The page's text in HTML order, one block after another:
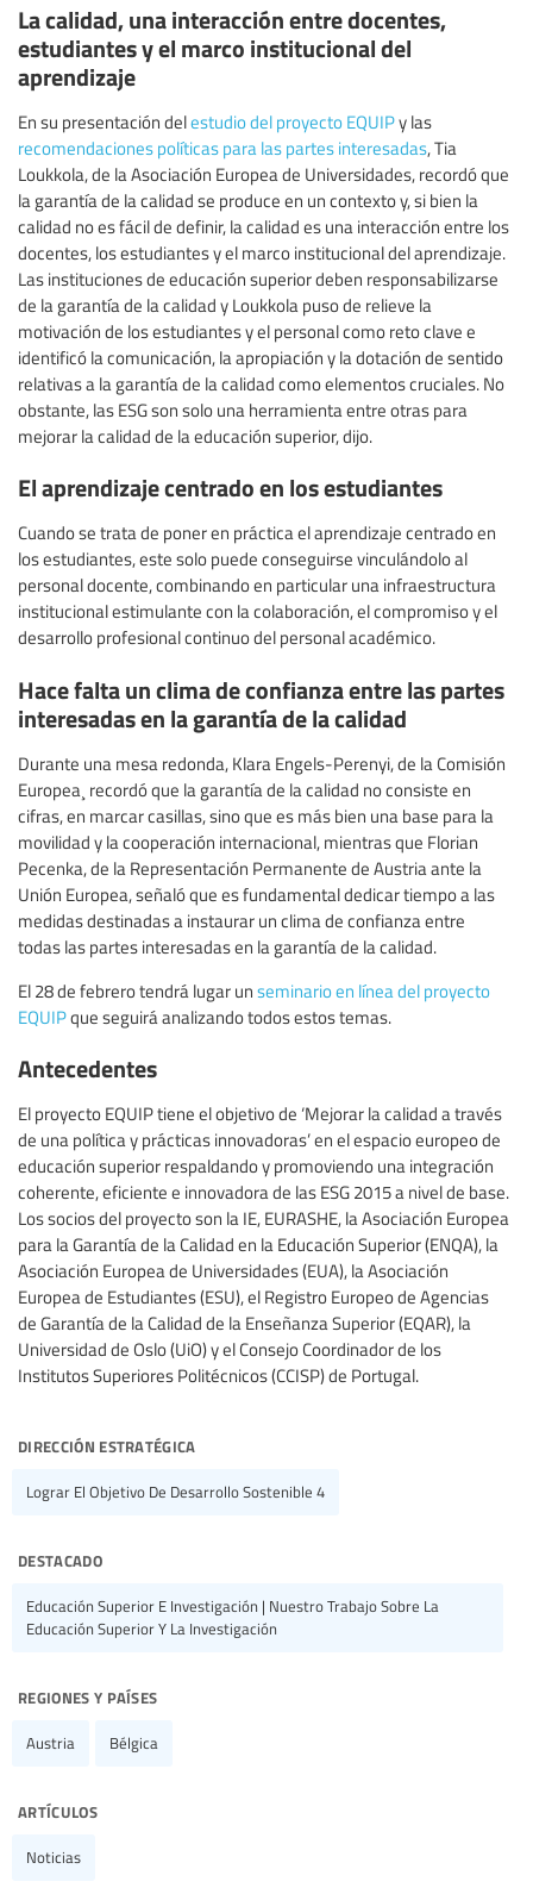
La calidad, una interacción entre docentes,
estudiantes y el marco institucional del
aprendizaje
En su presentación delestudio del proyecto EQUIPy las
recomendaciones políticas para las partes interesadas, Tia
Loukkola, de la Asociación Europea de Universidades, recordó que
la garantía de la calidad se produce en un contexto y, si bien la
calidad no es fácil de definir, la calidad es una interacción entre los
docentes, los estudiantes y el marco institucional del aprendizaje.
Las instituciones de educación superior deben responsabilizarse
de la garantía de la calidad y Loukkola puso de relieve la
motivación de los estudiantes y el personal como reto clave e
identificó la comunicación, la apropiación y la dotación de sentido
relativas a la garantía de la calidad como elementos cruciales. No
obstante, las ESG son solo una herramienta entre otras para
mejorar la calidad de la educación superior, dijo.
El aprendizaje centrado en los estudiantes
Cuando se trata de poner en práctica el aprendizaje centrado en
los estudiantes, este solo puede conseguirse vinculándolo al
personal docente, combinando en particular una infraestructura
institucional estimulante con la colaboración, el compromiso y el
desarrollo profesional continuo del personal académico.
Hace falta un clima de confianza entre las partes
interesadas en la garantía de la calidad
Durante una mesa redonda, Klara Engels-Perenyi, de la Comisión
Europea¸ recordó que la garantía de la calidad no consiste en
cifras, en marcar casillas, sino que es más bien una base para la
movilidad y la cooperación internacional, mientras que Florian
Pecenka, de la Representación Permanente de Austria ante la
Unión Europea, señaló que es fundamental dedicar tiempo a las
medidas destinadas a instaurar un clima de confianza entre
todas las partes interesadas en la garantía de la calidad.
El 28 de febrero tendrá lugar un seminario en línea del proyecto
EQUIPque seguirá analizando todos estos temas.
Antecedentes
El proyecto EQUIP tiene el objetivo de ‘Mejorar la calidad a través
de una política y prácticas innovadoras’ en el espacio europeo de
educación superior respaldando y promoviendo una integración
coherente, eficiente e innovadora de las ESG 2015 a nivel de base.
Los socios del proyecto son la IE, EURASHE, la Asociación Europea
para la Garantía de la Calidad en la Educación Superior (ENQA), la
Asociación Europea de Universidades (EUA), la Asociación
Europea de Estudiantes (ESU), el Registro Europeo de Agencias
de Garantía de la Calidad de la Enseñanza Superior (EQAR), la
Universidad de Oslo (UiO) y el Consejo Coordinador de los
Institutos Superiores Politécnicos (CCISP) de Portugal.
dirección estratégica
Lograr El Objetivo De Desarrollo Sostenible 4
destacado
Educación Superior E Investigación | Nuestro Trabajo Sobre La
Educación Superior Y La Investigación
regiones y países
Austria Bélgica
artículos
Noticias